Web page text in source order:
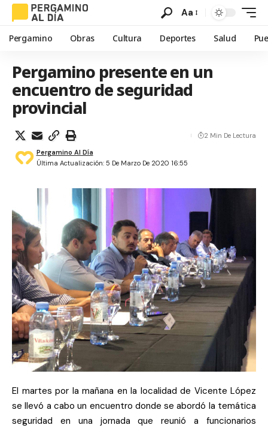
Aa
Pergamino Obras Cultura Deportes Salud
Pergamino presente en un
encuentro de seguridad
provincial
Última Actualización: 5 De Marzo De 2020 16:55
Pergamino Al Día
2 Min De Lectura
El martes por la mañana en la localidad de Vicente López
se llevó a cabo un encuentro donde se abordó la temática
seguridad en una jornada que reunió a funcionarios